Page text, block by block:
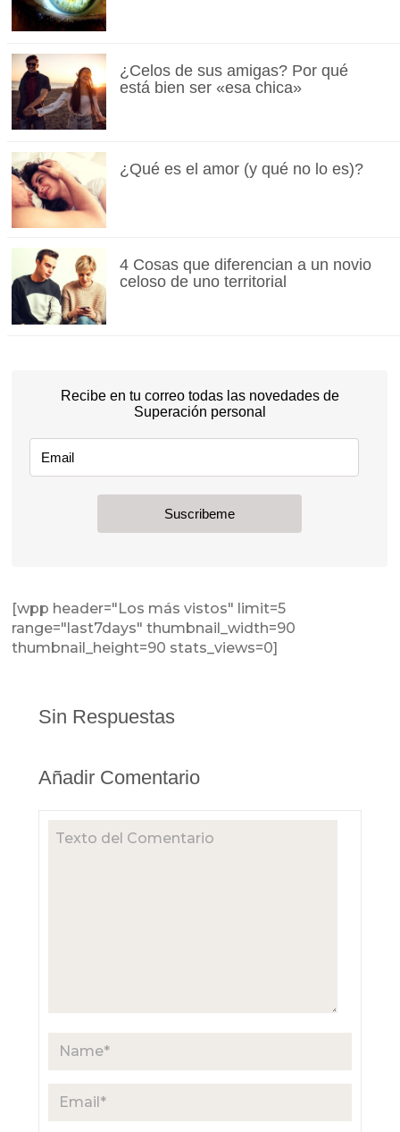
¿Celos de sus amigas? Por qué
está bien ser «esa chica»
¿Qué es el amor (y qué no lo es)?
4 Cosas que diferencian a un novio
celoso de uno territorial
[wpp header="Los más vistos" limit=5
range="last7days" thumbnail_width=90
thumbnail_height=90 stats_views=0]
Sin Respuestas
Añadir Comentario